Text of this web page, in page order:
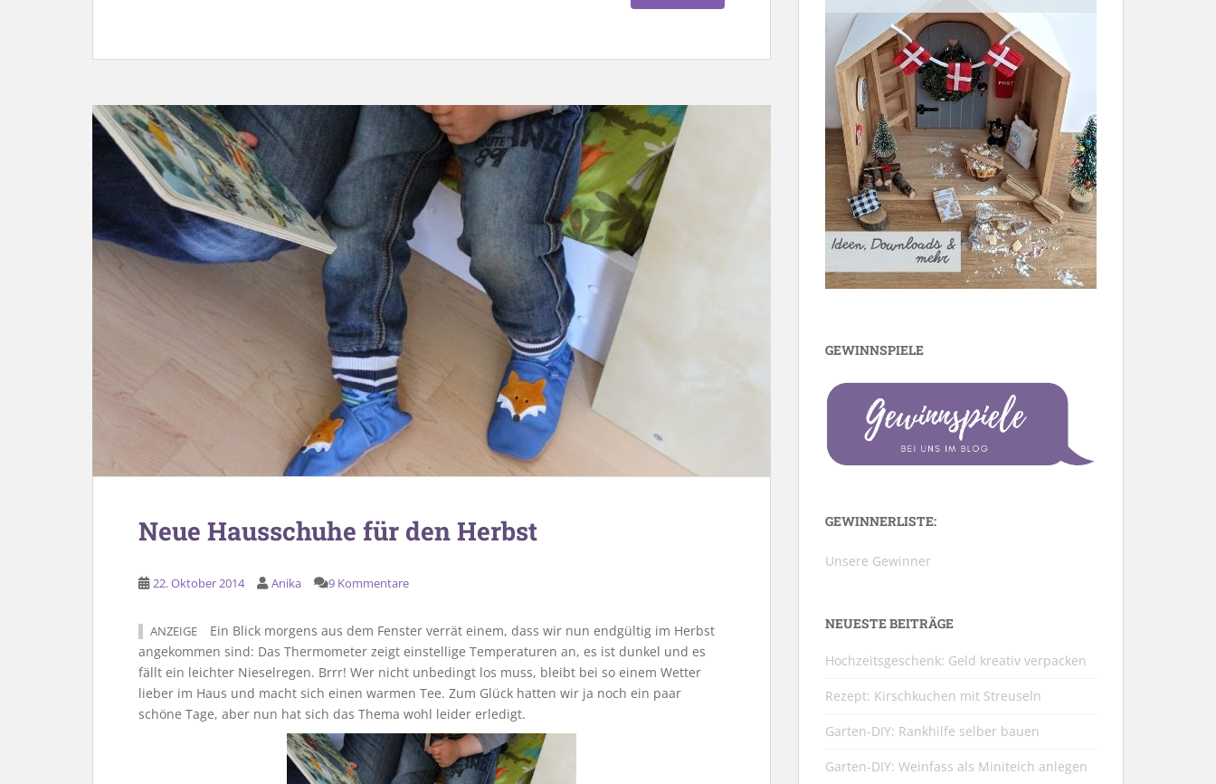
Neue Hausschuhe für den Herbst
22. Oktober 2014 Anika 9 Kommentare
ANZEIGE
Ein Blick morgens aus dem Fenster verrät einem, dass wir nun endgültig im Herbst
angekommen sind: Das Thermometer zeigt einstellige Temperaturen an, es ist dunkel und es
fällt ein leichter Nieselregen. Brrr! Wer nicht unbedingt los muss, bleibt bei so einem Wetter
lieber im Haus und macht sich einen warmen Tee. Zum Glück hatten wir ja noch ein paar
schöne Tage, aber nun hat sich das Thema wohl leider erledigt.
GEWINNSPIELE
GEWINNERLISTE:
Unsere Gewinner
NEUESTE BEITRÄGE
Hochzeitsgeschenk: Geld kreativ verpacken
Rezept: Kirschkuchen mit Streuseln
Garten-DIY: Rankhilfe selber bauen
Garten-DIY: Weinfass als Miniteich anlegen